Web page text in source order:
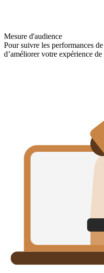
Mesure d'audience
Pour suivre les performances
d’améliorer votre expérience